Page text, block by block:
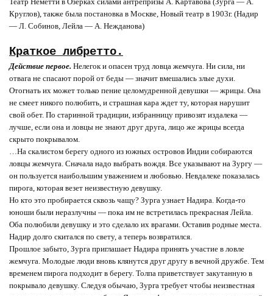
Круглов), также была постановка в Москве, Новый театр в 1903г. (Надир
— Л. Собинов, Лейла — А. Нежданова)
Краткое либретто.
Действие первое. Нелегок и опасен труд ловца жемчуга. Ни сила, ни
отвага не спасают порой от беды — значит вмешались злые духи.
Отогнать их может только пение целомудренной девушки — жрицы. Она
не смеет никого полюбить, и страшная кара ждет ту, которая нарушит
свой обет. По старинной традиции, избранницу привозят издалека —
лучше, если она и ловцы не знают друг друга, лицо же жрицы всегда
скрыто покрывалом.
…На скалистом берегу одного из южных островов Индии собираются
ловцы жемчуга. Сначала надо выбрать вождя. Все указывают на Зургу —
он пользуется наибольшим уважением и любовью. Невдалеке показалась
пирога, которая везет неизвестную девушку.
Но кто это пробирается сквозь чащу? Зурга узнает Надира. Когда-то
юноши были неразлучны — пока им не встретилась прекрасная Лейла.
Оба полюбили девушку и это сделало их врагами. Оставив родные места.
Надир долго скитался по свету, а теперь возвратился.
Прошлое забыто, Зурга приглашает Надира принять участие в ловле
жемчуга. Молодые люди вновь клянутся друг другу в вечной дружбе. Тем
временем пирога подходит в берегу. Толпа приветствует закутанную в
покрывало девушку. Следуя обычаю, Зурга требует чтобы неизвестная